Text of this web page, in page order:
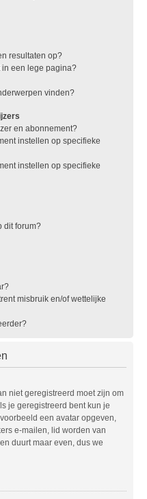
resultaten op?
in een lege pagina?
vinden?
en abonnement?
instellen op specifieke
instellen op specifieke
dit forum?
misbruik en/of wettelijke
niet geregistreerd moet zijn om
je geregistreerd bent kun je
een avatar opgeven,
e-mailen, lid worden van
duurt maar even, dus we